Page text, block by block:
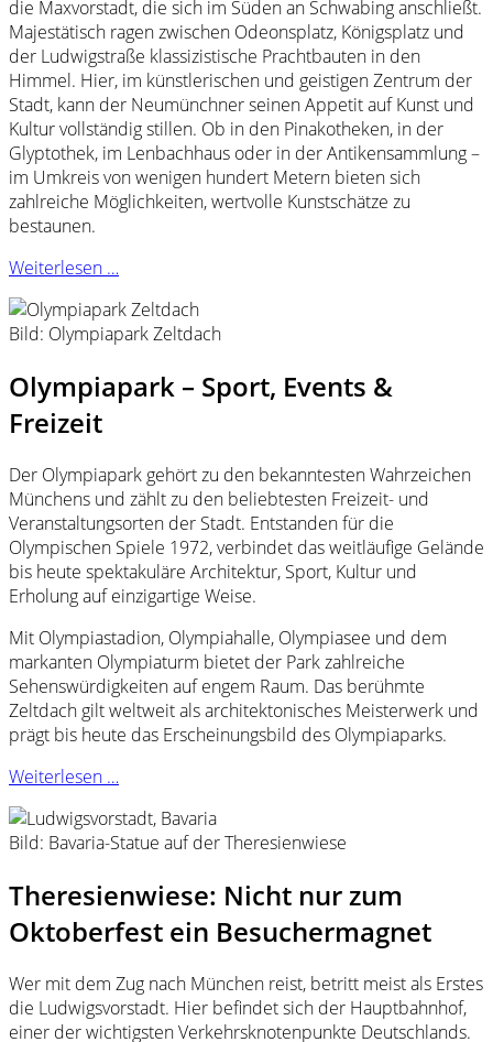
die Maxvorstadt, die sich im Süden an Schwabing anschließt.
Majestätisch ragen zwischen Odeonsplatz, Königsplatz und
der Ludwigstraße klassizistische Prachtbauten in den
Himmel. Hier, im künstlerischen und geistigen Zentrum der
Stadt, kann der Neumünchner seinen Appetit auf Kunst und
Kultur vollständig stillen. Ob in den Pinakotheken, in der
Glyptothek, im Lenbachhaus oder in der Antikensammlung –
im Umkreis von wenigen hundert Metern bieten sich
zahlreiche Möglichkeiten, wertvolle Kunstschätze zu
bestaunen.
Weiterlesen …
Bild: Olympiapark Zeltdach
Olympiapark – Sport, Events &
Freizeit
Der Olympiapark gehört zu den bekanntesten Wahrzeichen
Münchens und zählt zu den beliebtesten Freizeit- und
Veranstaltungsorten der Stadt. Entstanden für die
Olympischen Spiele 1972, verbindet das weitläufige Gelände
bis heute spektakuläre Architektur, Sport, Kultur und
Erholung auf einzigartige Weise.
Mit Olympiastadion, Olympiahalle, Olympiasee und dem
markanten Olympiaturm bietet der Park zahlreiche
Sehenswürdigkeiten auf engem Raum. Das berühmte
Zeltdach gilt weltweit als architektonisches Meisterwerk und
prägt bis heute das Erscheinungsbild des Olympiaparks.
Weiterlesen …
Bild: Bavaria-Statue auf der Theresienwiese
Theresienwiese: Nicht nur zum
Oktoberfest ein Besuchermagnet
Wer mit dem Zug nach München reist, betritt meist als Erstes
die Ludwigsvorstadt. Hier befindet sich der Hauptbahnhof,
einer der wichtigsten Verkehrsknotenpunkte Deutschlands.